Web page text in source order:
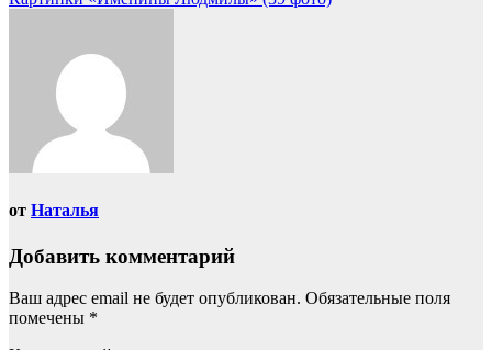
от Наталья
Добавить комментарий
Ваш адрес email не будет опубликован. Обязательные поля
помечены *